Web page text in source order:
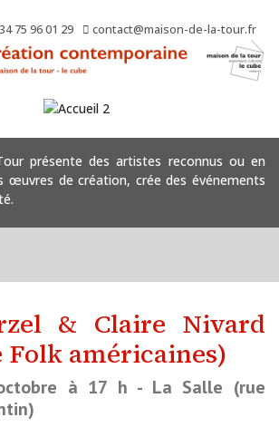
75 96 01 29 contact@maison-de-la-tour.fr
présente des artistes reconnus ou en
œuvres de création, crée des événements
& Claire Nivard
Folk américaines)
à 17 h - La Salle (rue